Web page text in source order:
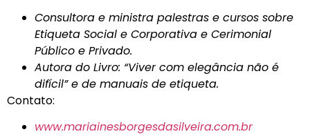
Consultora e ministra palestras e cursos sobre
Etiqueta Social e Corporativa e Cerimonial
Público e Privado.
Autora do Livro: “Viver com elegância não é
difícil” e de manuais de etiqueta.
Contato:
www.mariainesborgesdasilveira.com.br